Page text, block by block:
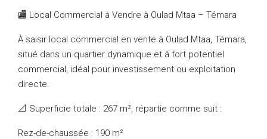
🏬 Local Commercial à Vendre à Oulad Mtaa – Témara
À saisir local commercial en vente à Oulad Mtaa, Témara,
situé dans un quartier dynamique et à fort potentiel
commercial, idéal pour investissement ou exploitation
directe.
📐 Superficie totale : 267 m², répartie comme suit :
Rez-de-chaussée : 190 m²